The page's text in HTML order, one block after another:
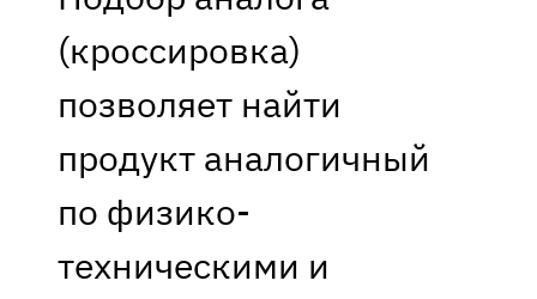
(кроссировка)
позволяет найти
продукт аналогичный
по физико-
техническими и